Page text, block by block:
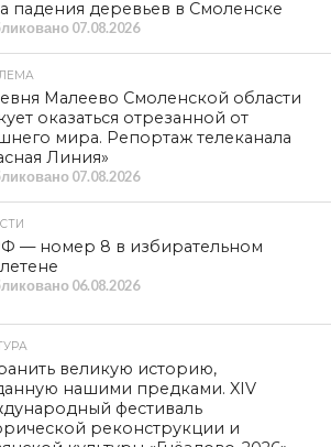
падения деревьев в Смоленске
07.08.2026
Малеево Смоленской области
оказаться отрезанной от
мира. Репортаж телеканала
Линия»
07.08.2026
— номер 8 в избирательном
06.08.2026
великую историю,
нашими предками. XIV
фестиваль
реконструкции и